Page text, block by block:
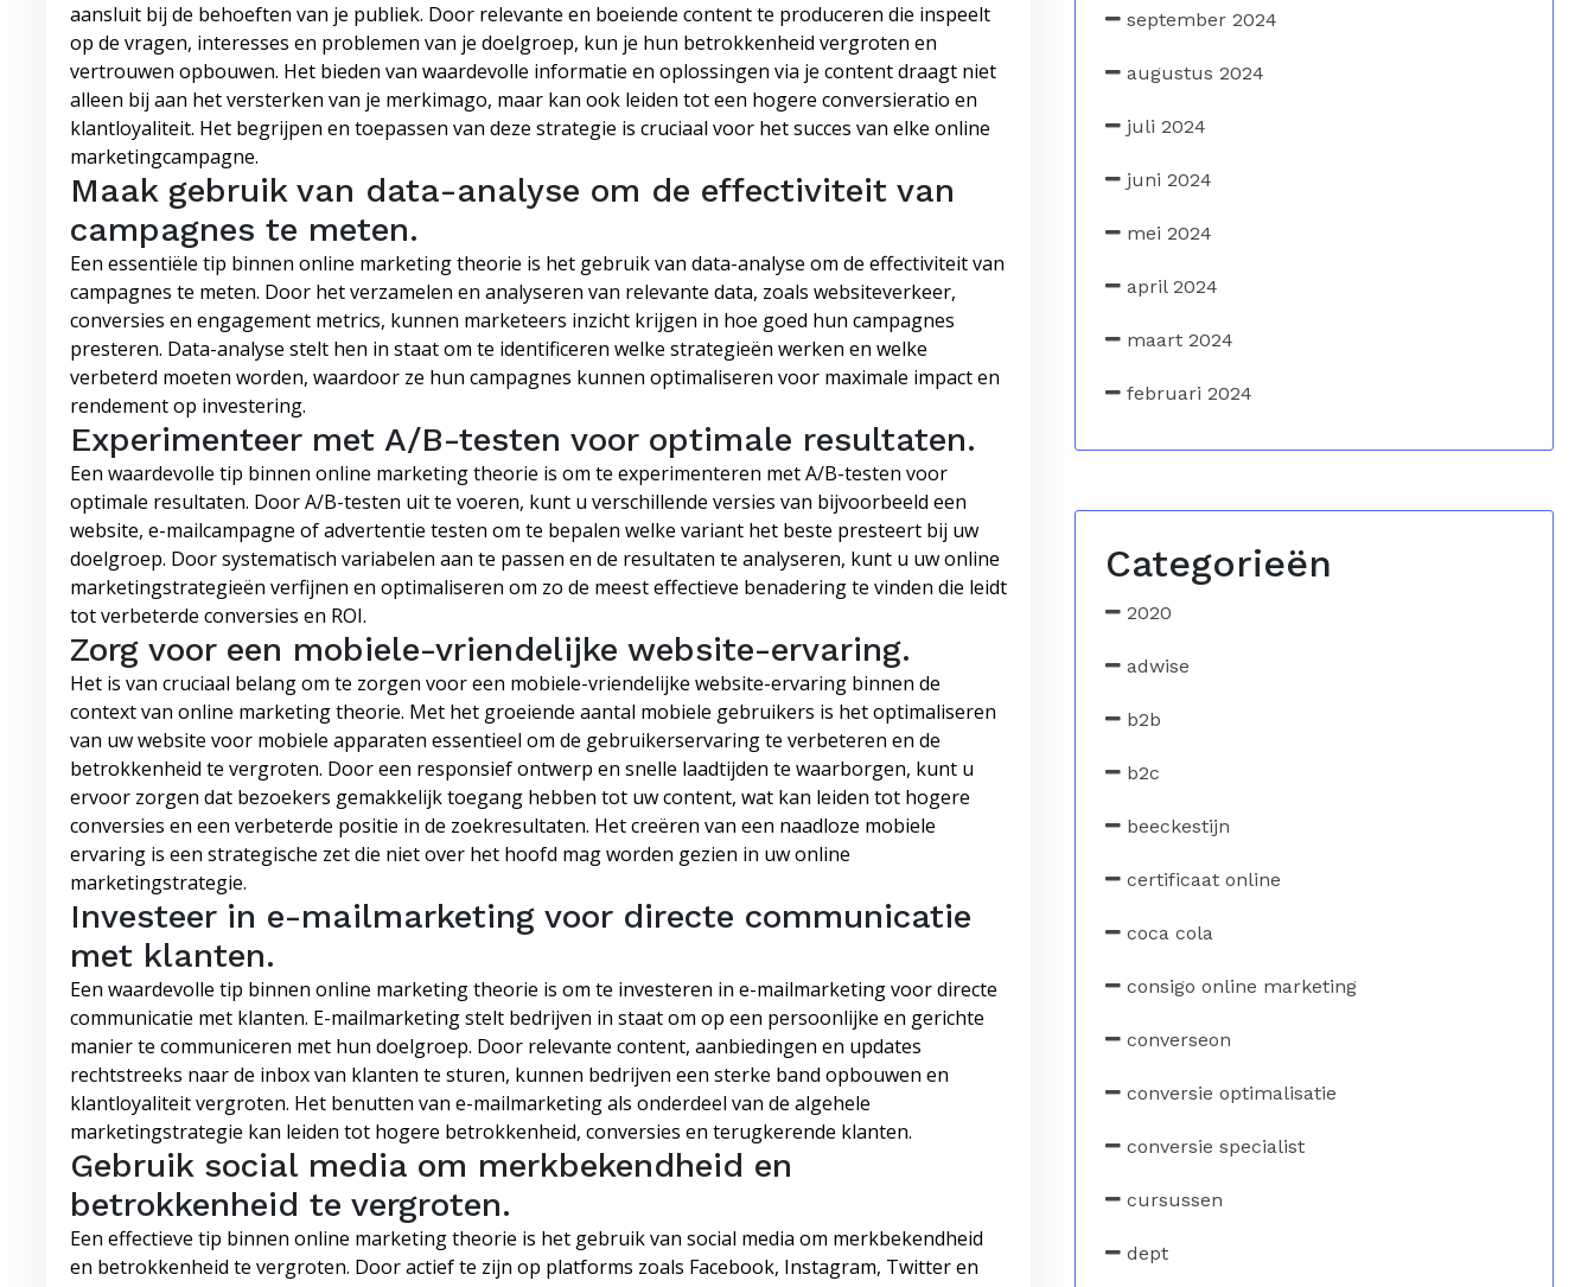
aansluit bij de behoeften van je publiek. Door relevante en boeiende content te produceren die inspeelt
op de vragen, interesses en problemen van je doelgroep, kun je hun betrokkenheid vergroten en
vertrouwen opbouwen. Het bieden van waardevolle informatie en oplossingen via je content draagt niet
alleen bij aan het versterken van je merkimago, maar kan ook leiden tot een hogere conversieratio en
klantloyaliteit. Het begrijpen en toepassen van deze strategie is cruciaal voor het succes van elke online
marketingcampagne.
Maak gebruik van data-analyse om de effectiviteit van
campagnes te meten.
Een essentiële tip binnen online marketing theorie is het gebruik van data-analyse om de effectiviteit van
campagnes te meten. Door het verzamelen en analyseren van relevante data, zoals websiteverkeer,
conversies en engagement metrics, kunnen marketeers inzicht krijgen in hoe goed hun campagnes
presteren. Data-analyse stelt hen in staat om te identificeren welke strategieën werken en welke
verbeterd moeten worden, waardoor ze hun campagnes kunnen optimaliseren voor maximale impact en
rendement op investering.
Experimenteer met A/B-testen voor optimale resultaten.
Een waardevolle tip binnen online marketing theorie is om te experimenteren met A/B-testen voor
optimale resultaten. Door A/B-testen uit te voeren, kunt u verschillende versies van bijvoorbeeld een
website, e-mailcampagne of advertentie testen om te bepalen welke variant het beste presteert bij uw
doelgroep. Door systematisch variabelen aan te passen en de resultaten te analyseren, kunt u uw online
marketingstrategieën verfijnen en optimaliseren om zo de meest effectieve benadering te vinden die leidt
tot verbeterde conversies en ROI.
Zorg voor een mobiele-vriendelijke website-ervaring.
Het is van cruciaal belang om te zorgen voor een mobiele-vriendelijke website-ervaring binnen de
context van online marketing theorie. Met het groeiende aantal mobiele gebruikers is het optimaliseren
van uw website voor mobiele apparaten essentieel om de gebruikerservaring te verbeteren en de
betrokkenheid te vergroten. Door een responsief ontwerp en snelle laadtijden te waarborgen, kunt u
ervoor zorgen dat bezoekers gemakkelijk toegang hebben tot uw content, wat kan leiden tot hogere
conversies en een verbeterde positie in de zoekresultaten. Het creëren van een naadloze mobiele
ervaring is een strategische zet die niet over het hoofd mag worden gezien in uw online
marketingstrategie.
Investeer in e-mailmarketing voor directe communicatie
met klanten.
Een waardevolle tip binnen online marketing theorie is om te investeren in e-mailmarketing voor directe
communicatie met klanten. E-mailmarketing stelt bedrijven in staat om op een persoonlijke en gerichte
manier te communiceren met hun doelgroep. Door relevante content, aanbiedingen en updates
rechtstreeks naar de inbox van klanten te sturen, kunnen bedrijven een sterke band opbouwen en
klantloyaliteit vergroten. Het benutten van e-mailmarketing als onderdeel van de algehele
marketingstrategie kan leiden tot hogere betrokkenheid, conversies en terugkerende klanten.
Gebruik social media om merkbekendheid en
betrokkenheid te vergroten.
Een effectieve tip binnen online marketing theorie is het gebruik van social media om merkbekendheid
en betrokkenheid te vergroten. Door actief te zijn op platforms zoals Facebook, Instagram, Twitter en
september 2024
augustus 2024
juli 2024
juni 2024
mei 2024
april 2024
maart 2024
februari 2024
Categorieën
2020
adwise
b2b
b2c
beeckestijn
certificaat online
coca cola
consigo online marketing
converseon
conversie optimalisatie
conversie specialist
cursussen
dept